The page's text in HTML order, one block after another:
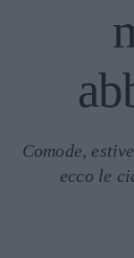
Comode,
ecco le